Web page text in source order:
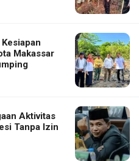
Makassar
Aktivitas
Tanpa Izin